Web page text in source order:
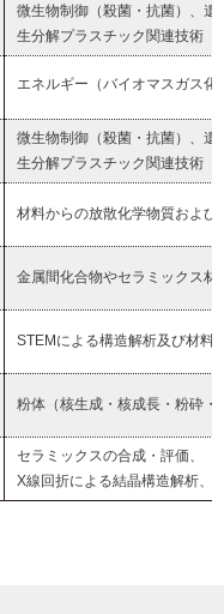
微生物制御（殺菌・抗菌）、
生分解プラスチック関連技術
エネルギー（バイオマスガス
微生物制御（殺菌・抗菌）、
生分解プラスチック関連技術
材料からの放散化学物質および
金属間化合物やセラミックス
STEMによる構造解析及び材料
粉体（核生成・核成長・粉砕
セラミックスの合成・評価、
X線回折による結晶構造解析、